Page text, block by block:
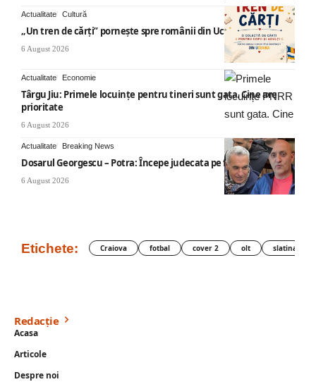
Actualitate Cultură
„Un tren de cărți” pornește spre românii din Ucraina
6 August 2026
Actualitate Economie
Târgu Jiu: Primele locuințe pentru tineri sunt gata. Cine are
prioritate
6 August 2026
Actualitate Breaking News
Dosarul Georgescu – Potra: Începe judecata pe fond
6 August 2026
Etichete: Craiova fotbal cover 2 olt slatina
Redacție
Acasa
Articole
Despre noi